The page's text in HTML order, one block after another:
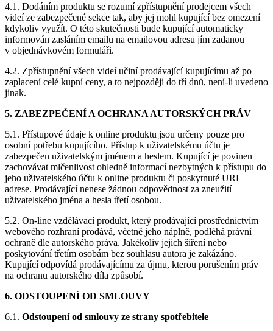
4.1. Dodáním produktu se rozumí zpřístupnění prodejcem všech
videí ze zabezpečené sekce tak, aby jej mohl kupující bez omezení
kdykoliv využít. O této skutečnosti bude kupující automaticky
informován zasláním emailu na emailovou adresu jím zadanou
v objednávkovém formuláři.
4.2. Zpřístupnění všech videí učiní prodávající kupujícímu až po
zaplacení celé kupní ceny, a to nejpozději do tří dnů, není-li uvedeno
jinak.
5. ZABEZPEČENÍ A OCHRANA AUTORSKÝCH PRÁV
5.1. Přístupové údaje k online produktu jsou určeny pouze pro
osobní potřebu kupujícího. Přístup k uživatelskému účtu je
zabezpečen uživatelským jménem a heslem. Kupující je povinen
zachovávat mlčenlivost ohledně informací nezbytných k přístupu do
jeho uživatelského účtu k online produktu či poskytnuté URL
adrese. Prodávající nenese žádnou odpovědnost za zneužití
uživatelského jména a hesla třetí osobou.
5.2. On-line vzdělávací produkt, který prodávající prostřednictvím
webového rozhraní prodává, včetně jeho náplně, podléhá právní
ochraně dle autorského práva. Jakékoliv jejich šíření nebo
poskytování třetím osobám bez souhlasu autora je zakázáno.
Kupující odpovídá prodávajícímu za újmu, kterou porušením práv
na ochranu autorského díla způsobí.
6. ODSTOUPENÍ OD SMLOUVY
6.1. Odstoupení od smlouvy ze strany spotřebitele